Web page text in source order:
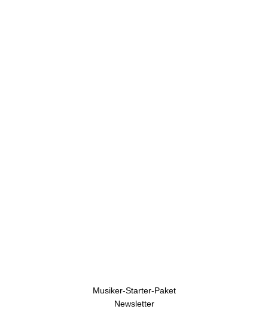
Musiker-Starter-Paket
Newsletter